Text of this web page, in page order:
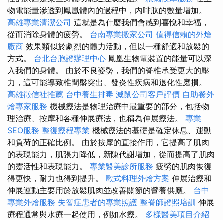
物電能量滲透到鳳凰體內的過程中，內啡肽的數量增加。
高雄專業清潔公司 這就是為什麼我們會感到喜悅和幸福，
從而消除身體的疲勞。 台南專業搬家公司 值得信賴的外燴
廠商 效果類似於劇烈的體力活動，但以一種舒適和放鬆的
方式。 台北台胞證辦理中心 鳳凰生物電裝置的能量可以深
入我們的身體。 由於不良姿勢，我們的脊椎承受更大的壓
力，這可能導致椎間盤突出、發炎性疾病和退化性磨損。
高雄徵信社推薦 台中養生排毒 滅鼠公司客戶評價 自助餐外
燴專家服務 機械療法是物理治療中最重要的部分，包括物
理治療、按摩和各種伸展療法，也稱為伸展療法。 專業
SEO服務 整復療程專業 機械療法的基礎是確定休息、運動
和負荷的正確比例。 由於按摩的直接作用，它提高了肌肉
的表現能力，肌張力降低，新陳代謝增加，從而提高了肌肉
的靈活性和表現能力。 專業醫美診所服務 疲勞的肌肉恢復
得更快，耐力也得到提升。 歐式料理外燴方案 伸展治療和
伸展運動主要用於放鬆肌肉並改善關節的營養供應。 台中
專業外燴服務 失智症患者的專業照護 整脊師證照培訓 伸展
療程通常與水療一起使用，例如水療。 多樣醫美項目介紹